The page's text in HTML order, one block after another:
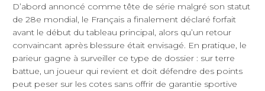
D’abord annoncé comme tête de série malgré son statut
de 28e mondial, le Français a finalement déclaré forfait
avant le début du tableau principal, alors qu’un retour
convaincant après blessure était envisagé. En pratique, le
parieur gagne à surveiller ce type de dossier : sur terre
battue, un joueur qui revient et doit défendre des points
peut peser sur les cotes sans offrir de garantie sportive